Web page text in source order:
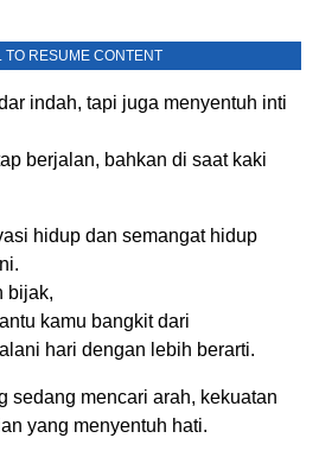
TO RESUME CONTENT
indah, tapi juga menyentuh inti
berjalan, bahkan di saat kaki
hidup dan semangat hidup
bijak,
kamu bangkit dari
hari dengan lebih berarti.
sedang mencari arah, kekuatan
yang menyentuh hati.